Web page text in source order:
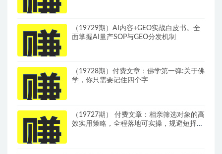
（19729期）AI内容+GEO实战白皮书。全
面掌握AI量产SOP与GEO分发机制
（19728期）付费文章：佛学第一弹:关于佛
学，你只需要记住四个字
（19727期） 付费文章：相亲筛选对象的高
效实用策略，全程落地可实操，规避短择、